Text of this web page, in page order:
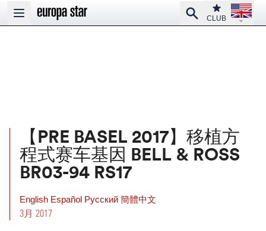
Open main menu
SearchClub
CLUB
Open
【PRE BASEL 2017】移植方
程式赛车基因 BELL & ROSS
BR03-94 RS17
English Español Pусский 簡體中文
3月 2017